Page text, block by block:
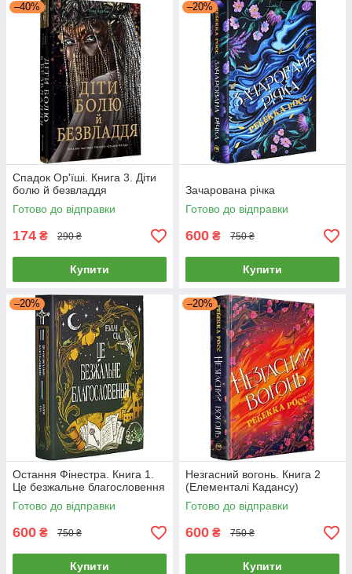
–40%
Cпaдoк Op'їшi. Книга 3. Діти
болю й безвладдя
Готово до відправки
174 ₴ 290 ₴
Купити
–20%
Зачарована річка
Готово до відправки
600 ₴ 750 ₴
Купити
–20%
Остання Фінестра. Книга 1.
Це безжальне благословення
Готово до відправки
600 ₴ 750 ₴
Купити
–20%
Незгасний вогонь. Книга 2
(Елементалі Кадансу)
Готово до відправки
600 ₴ 750 ₴
Купити